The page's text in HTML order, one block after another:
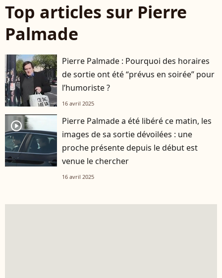
Top articles sur Pierre
Palmade
Pierre Palmade : Pourquoi des horaires
de sortie ont été “prévus en soirée” pour
l’humoriste ?
16 avril 2025
player2
Pierre Palmade a été libéré ce matin, les
images de sa sortie dévoilées : une
proche présente depuis le début est
venue le chercher
16 avril 2025